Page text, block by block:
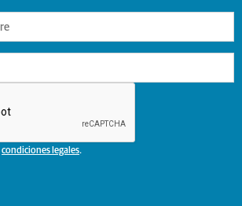
condiciones legales.